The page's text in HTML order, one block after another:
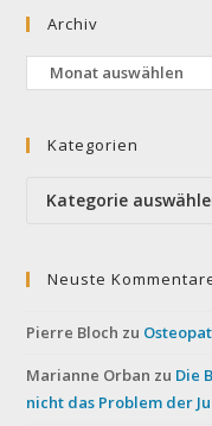
Archiv
Archiv
Kategorien
Kategorien
Neuste
Pierre Bloch zu
Marianne Orban zu Die
nicht das Problem der